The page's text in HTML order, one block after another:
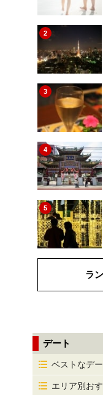
2
3
4
5
ラ
デート
ベストなデ
エリア別お